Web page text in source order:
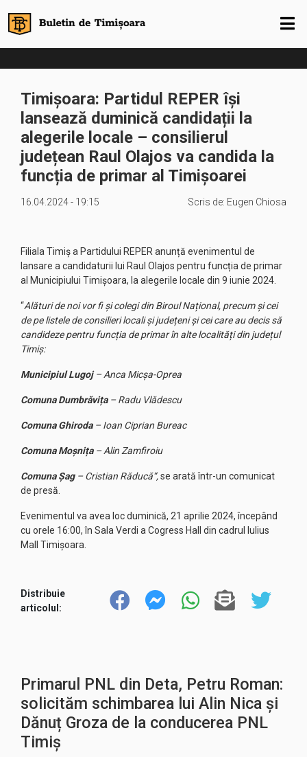
Timișoara: Partidul REPER își
lansează duminică candidații la
alegerile locale – consilierul
județean Raul Olajos va candida la
funcția de primar al Timișoarei
16.04.2024 - 19:15 Scris de: Eugen Chiosa
Filiala Timiș a Partidului REPER anunță evenimentul de
lansare a candidaturii lui Raul Olajos pentru funcția de primar
al Municipiului Timișoara, la alegerile locale din 9 iunie 2024.
“Alături de noi vor fi și colegi din Biroul Național, precum și cei
de pe listele de consilieri locali și județeni și cei care au decis să
candideze pentru funcția de primar în alte localități din județul
Timiș:
Municipiul Lugoj– Anca Micșa-Oprea
Comuna Dumbrăvița– Radu Vlădescu
Comuna Ghiroda– Ioan Ciprian Bureac
Comuna Moșnița– Alin Zamfiroiu
Comuna Șag– Cristian Răducă“,se arată într-un comunicat
de presă.
Evenimentul va avea loc duminică, 21 aprilie 2024, începând
cu orele 16:00, în Sala Verdi a Cogress Hall din cadrul Iulius
Mall Timișoara.
Distribuie
articolul:
Primarul PNL din Deta, Petru Roman:
solicităm schimbarea lui Alin Nica și
Dănuț Groza de la conducerea PNL
Timiș